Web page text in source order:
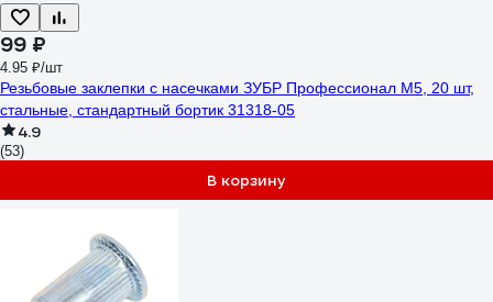
99 ₽
4.95 ₽/шт
Резьбовые заклепки с насечками ЗУБР Профессионал М5, 20 шт,
стальные, стандартный бортик 31318-05
4.9
(53)
В корзину